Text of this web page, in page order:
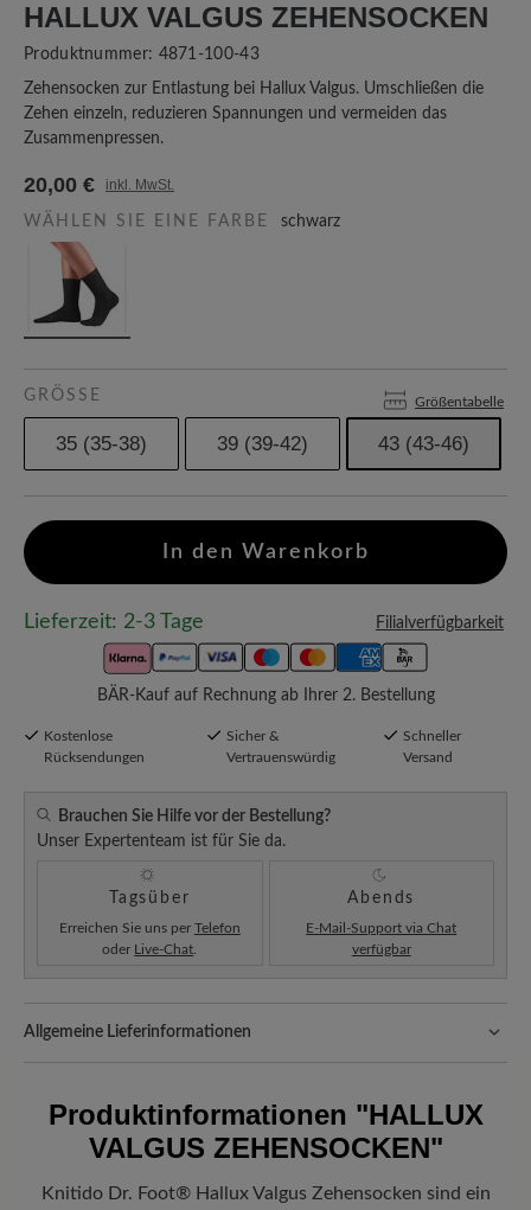
HALLUX VALGUS ZEHENSOCKEN
Produktnummer: 4871-100-43
Zehensocken zur Entlastung bei Hallux Valgus. Umschließen die
Zehen einzeln, reduzieren Spannungen und vermeiden das
Zusammenpressen.
20,00 € inkl. MwSt.
WÄHLEN SIE EINE FARBE schwarz
GRÖSSE Größentabelle
35 (35-38) 39 (39-42) 43 (43-46)
In den Warenkorb
Lieferzeit: 2-3 Tage Filialverfügbarkeit
BÄR-Kauf auf Rechnung ab Ihrer 2. Bestellung
Kostenlose
Rücksendungen
Sicher &
Vertrauenswürdig
Schneller
Versand
Brauchen Sie Hilfe vor der Bestellung?
Unser Expertenteam ist für Sie da.
Tagsüber
Erreichen Sie uns per Telefon
oder Live-Chat
Abends
E-Mail-Support via Chat
verfügbar
Allgemeine Lieferinformationen
hinzugefügt – unabhängig vom Bestellwert.
Freuen Sie sich auf Ihr Paket! Sobald Ihre Bestellung unser Lager in
Mit der beigefügten Sendungsnummer können Sie genau
Produktinformationen "HALLUX
VALGUS ZEHENSOCKEN"
Knitido Dr. Foot® Hallux Valgus Zehensocken sind ein